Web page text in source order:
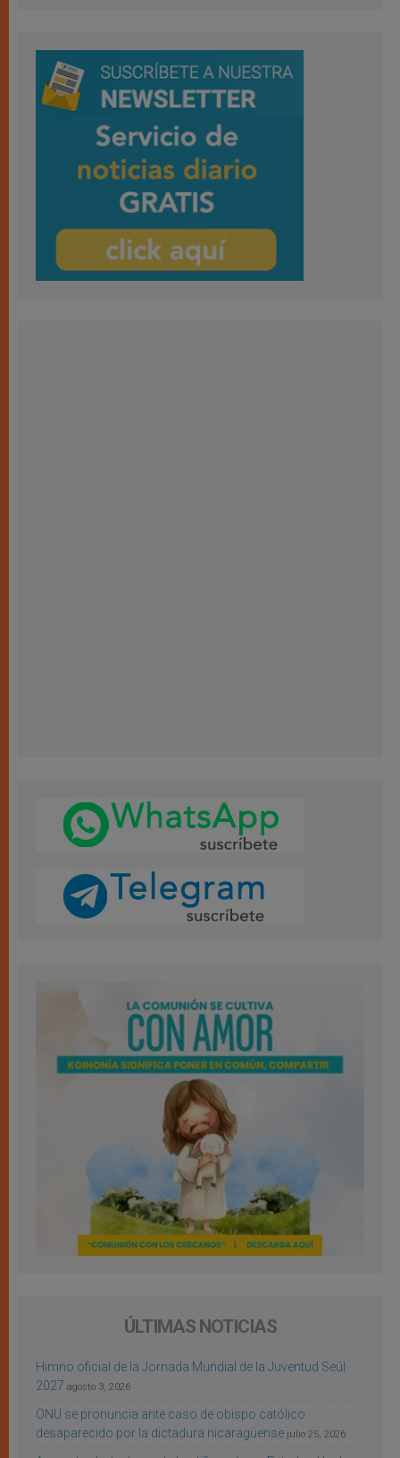
ÚLTIMAS NOTICIAS
Himno oficial de la Jornada Mundial de la Juventud Seúl
2027 agosto 3, 2026
ONU se pronuncia ante caso de obispo católico
desaparecido por la dictadura nicaragüense julio 25, 2026